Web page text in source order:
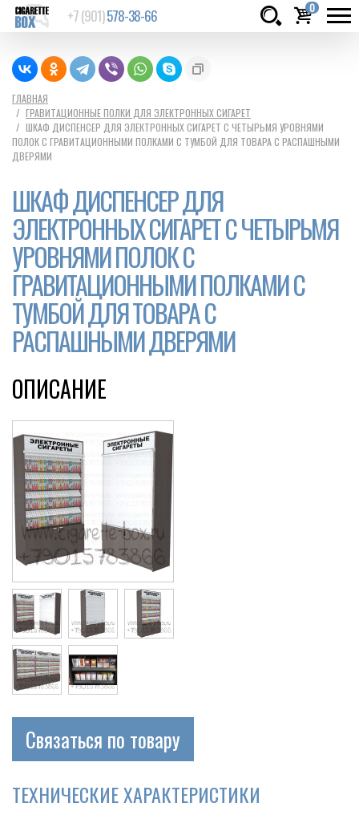
Cigarette
+7 (901)578-38-66 0
ГЛАВНАЯ
ГРАВИТАЦИОННЫЕ ПОЛКИ ДЛЯ ЭЛЕКТРОННЫХ СИГАРЕТ
ШКАФ ДИСПЕНСЕР ДЛЯ ЭЛЕКТРОННЫХ СИГАРЕТ С ЧЕТЫРЬМЯ УРОВНЯМИ
ПОЛОК С ГРАВИТАЦИОННЫМИ ПОЛКАМИ С ТУМБОЙ ДЛЯ ТОВАРА С РАСПАШНЫМИ
ДВЕРЯМИ
ШКАФ ДИСПЕНСЕР ДЛЯ
ЭЛЕКТРОННЫХ СИГАРЕТ С ЧЕТЫРЬМЯ
УРОВНЯМИ ПОЛОК С
ГРАВИТАЦИОННЫМИ ПОЛКАМИ С
ТУМБОЙ ДЛЯ ТОВАРА С
РАСПАШНЫМИ ДВЕРЯМИ
ОПИСАНИЕ
Связаться по товару
ТЕХНИЧЕСКИЕ ХАРАКТЕРИСТИКИ